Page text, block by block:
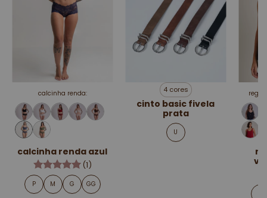
calcinha renda:
calcinha renda azul
(1)
P M G GG
4 cores
cinto basic fivela
prata
U